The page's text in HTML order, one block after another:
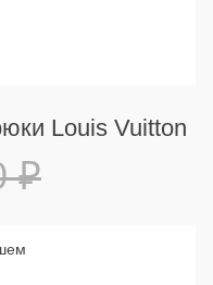
Louis Vuitton
₽